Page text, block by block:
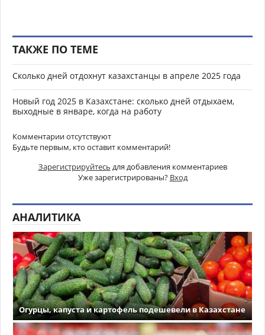
ТАКЖЕ ПО ТЕМЕ
Сколько дней отдохнут казахстанцы в апреле 2025 года
Новый год 2025 в Казахстане: сколько дней отдыхаем,
выходные в январе, когда на работу
Комментарии отсутствуют
Будьте первым, кто оставит комментарий!
Зарегистрируйтесь для добавления комментариев
Уже зарегистрированы? Вход
АНАЛИТИКА
Огурцы, капуста и картофель подешевели в Казахстане